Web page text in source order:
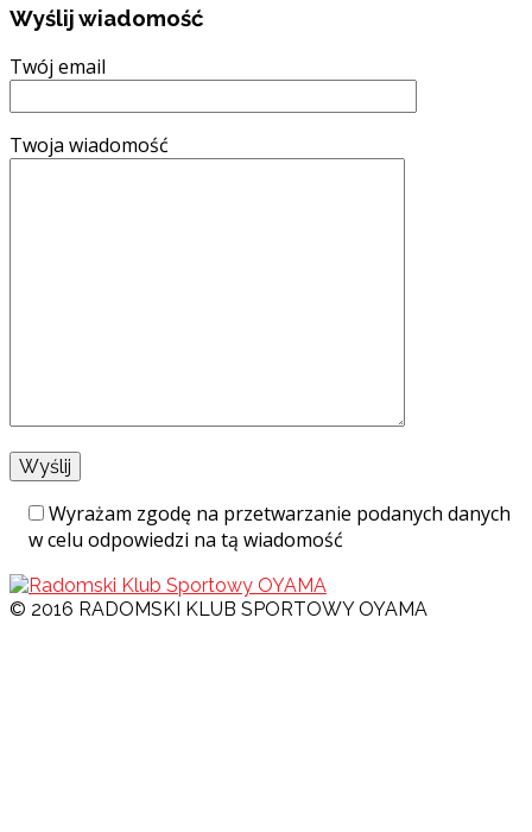
Wyślij wiadomość
Twój email
Twoja wiadomość
Wyrażam zgodę na przetwarzanie podanych danych
w celu odpowiedzi na tą wiadomość
© 2016 RADOMSKI KLUB SPORTOWY OYAMA